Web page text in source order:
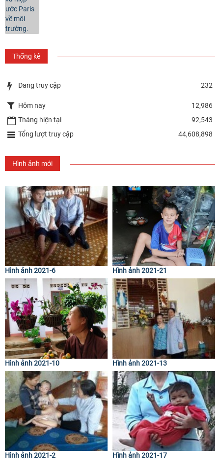
Thống kê
Đang truy cập 232
Hôm nay
12,986
Tháng hiện tại
92,543
Tổng lượt truy cập
44,608,898
Hình ảnh mới
Hình ảnh 2021-6 Hình ảnh 2021-21
Hình ảnh 2021-10 Hình ảnh 2021-13
Hình ảnh 2021-2 Hình ảnh 2021-17